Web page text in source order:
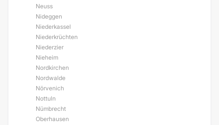
Neuss
Nideggen
Niederkassel
Niederkrüchten
Niederzier
Nieheim
Nordkirchen
Nordwalde
Nörvenich
Nottuln
Nümbrecht
Oberhausen